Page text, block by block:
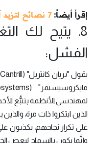
إقرأ أيضاً:7 نصائح لتزيد آفاق المعرفة لديك
8. يتيح لك
الفشل:
لمهندسي الأنظمة بتتبُّع
الذين ابتكروا ذات مرة،
على تكرار نجاحهم، يكذبون
وإنَّما يكون بالسماح لبعض